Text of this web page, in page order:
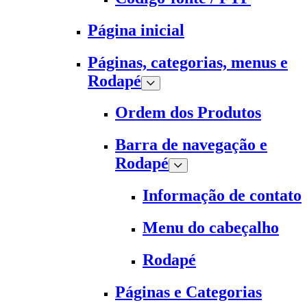
Página inicial
Páginas, categorias, menus e
Rodapé
Ordem dos Produtos
Barra de navegação e
Rodapé
Informação de contato
Menu do cabeçalho
Rodapé
Páginas e Categorias